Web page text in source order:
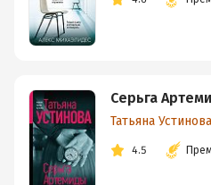
Серьга
Татьяна Устинова
4.5